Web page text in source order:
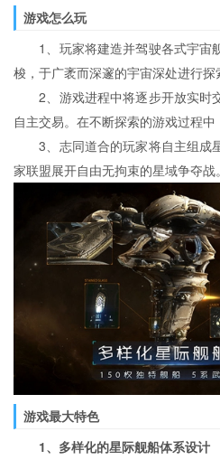
游戏怎么玩
1、玩家将建造并驾驶各式宇宙
梭，于广袤而深邃的宇宙深处进行探
2、游戏进程中将逐步开放实时
自主交易。在不断探索的游戏过程中
3、志同道合的玩家将自主组成
家联盟展开自由无拘束的星域争夺战。
游戏最大特色
1、多样化的星际舰船体系设计